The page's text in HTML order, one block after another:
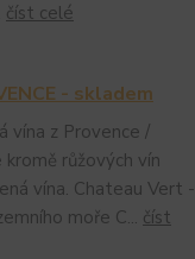
číst celé
- skladem
vína z Provence /
kromě růžových vín
vína. Chateau Vert -
moře C... číst